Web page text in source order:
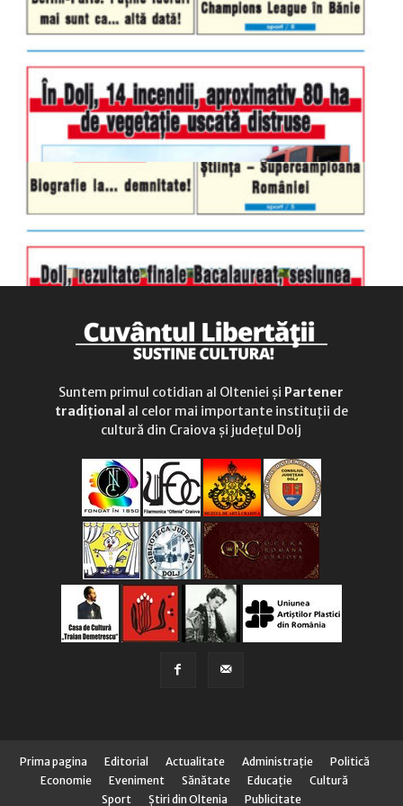
luni-vineri
9.00 - 17.00
duminică
9.00 - 12.00
Suntem primul cotidian al Olteniei și Partener
tradițional al celor mai importante instituții de
cultură din Craiova și județul Dolj
Prima pagina Editorial Actualitate Administraţie
Politică
Economie
Eveniment Sănătate Educaţie
Cultură
Sport
Știri din Oltenia Publicitate